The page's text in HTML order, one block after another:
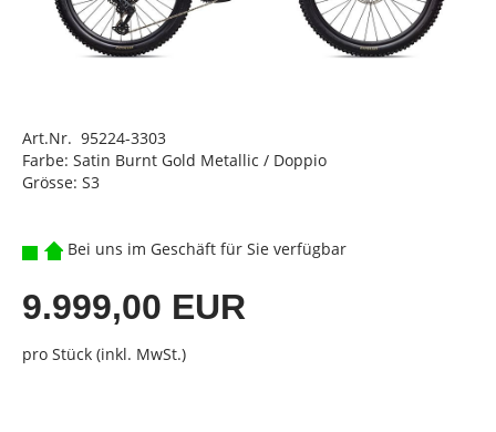
Art.Nr. 95224-3303
Farbe: Satin Burnt Gold Metallic / Doppio
Grösse: S3
Bei uns im Geschäft für Sie verfügbar
9.999,00 EUR
pro Stück (inkl. MwSt.)